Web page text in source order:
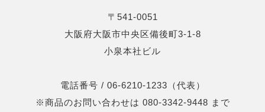
〒541-0051
大阪府大阪市中央区備後町3-1-8
小泉本社ビル
電話番号 / 06-6210-1233（代表）
※商品のお問い合わせは 080-3342-9448 まで